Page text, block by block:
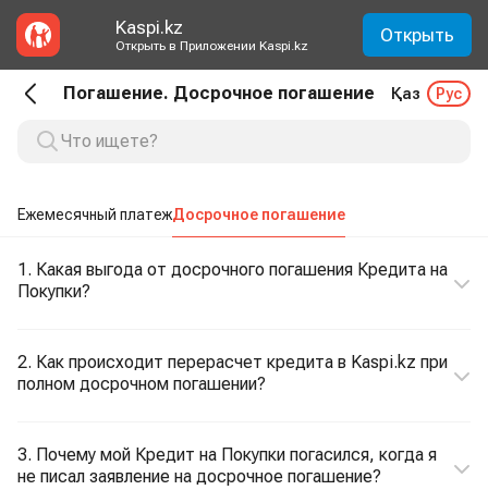
Kaspi.kz
Открыть в Приложении Kaspi.kz Открыть
Погашение. Досрочное погашение Қаз Рус
Ежемесячный платежДосрочное погашение
1. Какая выгода от досрочного погашения Кредита на
Покупки?
2. Как происходит перерасчет кредита в Kaspi.kz при
полном досрочном погашении?
3. Почему мой Кредит на Покупки погасился, когда я
не писал заявление на досрочное погашение?